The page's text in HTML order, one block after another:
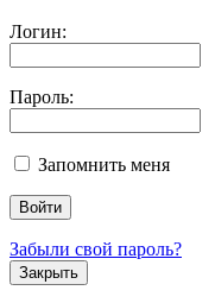
Логин:
Пароль:
Запомнить меня
Забыли свой пароль?
Закрыть